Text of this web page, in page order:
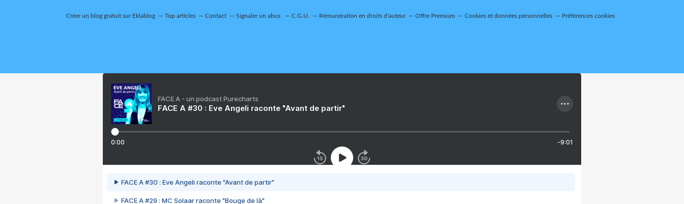
Créer un blog gratuit sur Eklablog Top articles Contact Signaler un abus C.G.U. Rémunération en droits d'auteur Offre Premium Cookies et données personnelles Préférences cookies
FACE A - un podcast Purecharts
FACE A #30 : Eve Angeli raconte "Avant de partir"
0:00 -9:01
FACE A #30 : Eve Angeli raconte "Avant de partir"
FACE A #29 : MC Solaar raconte "Bouge de là"